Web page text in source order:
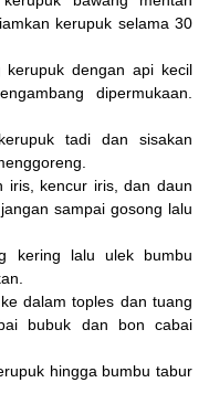
kerupuk selama 30
dengan api kecil
dipermukaan.
tadi dan sisakan
iris, kencur iris, dan daun
sampai gosong lalu
kering lalu ulek bumbu
dalam toples dan tuang
bubuk dan bon cabai
hingga bumbu tabur